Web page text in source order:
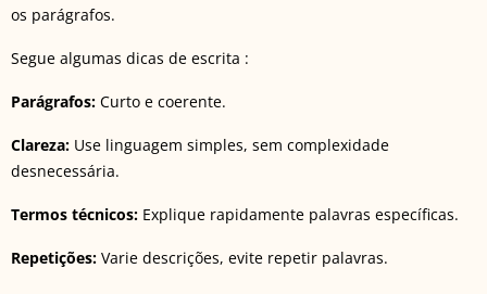
os parágrafos.
Segue algumas dicas de escrita :
Parágrafos: Curto e coerente.
Clareza: Use linguagem simples, sem complexidade
desnecessária.
Termos técnicos: Explique rapidamente palavras específicas.
Repetições: Varie descrições, evite repetir palavras.